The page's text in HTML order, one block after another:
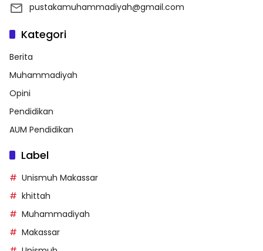
pustakamuhammadiyah@gmail.com
Kategori
Berita
Muhammadiyah
Opini
Pendidikan
AUM Pendidikan
Label
Unismuh Makassar
khittah
Muhammadiyah
Makassar